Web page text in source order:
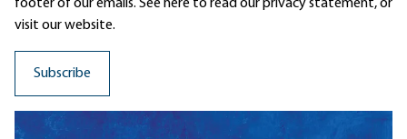
footer of our emails. See here to read ourprivacy statement, or
visit our website.